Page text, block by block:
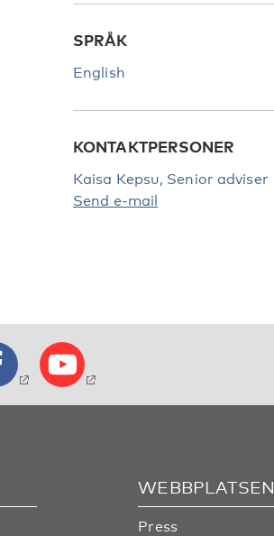
SPRÅK
English
KONTAKTPERSONER
Kaisa Kepsu, Senior adviser
Send e-mail
WEBBPLATSEN
Press